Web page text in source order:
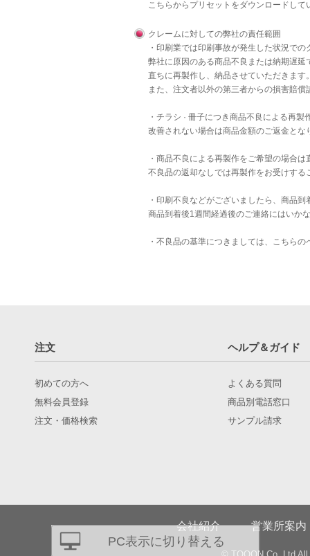
こちらからプリセットをダウンロードし
クレームに対しての弊社の責任範囲
・印刷業では印刷事故が発生した状況で
弊社に原因のある商品不良または納期遅
直ちに再製作し、納品させていただきま
また、注文者以外の第三者からの損害賠
・チラシ · 冊子につき商品不良による再
改善されない場合は商品金額のご返金と
・商品不良による再製作をご希望の場合
不良品の返却なしでは再製作をお受けする
・印刷不良などがございましたら、商品
商品到着後1週間経過後のご連絡にはいか
・不良品の基準につきましては、 こちらの
注文 ヘルプ＆ガイド
初めての方へ
無料会員登録
注文・価格検索
よくある質問
商品別電話窓口
サンプル請求
会社紹介 営業所案内
PC表示に切り替える